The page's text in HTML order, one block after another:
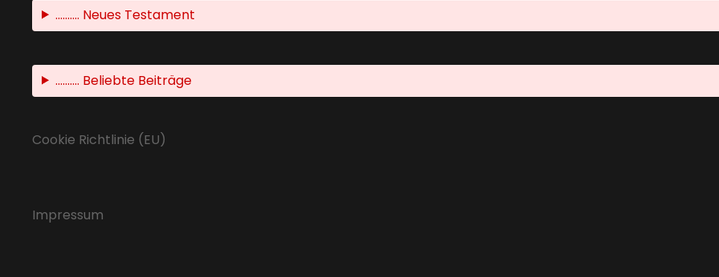
.......... Neues Testament
.......... Beliebte Beiträge
Cookie Richtlinie (EU)
Impressum